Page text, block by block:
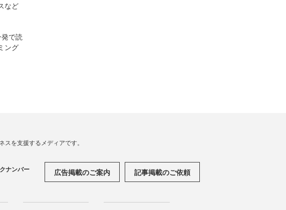
など
で読
ング
を支援するメディアです。
ナンバー 広告掲載のご案内 記事掲載のご依頼